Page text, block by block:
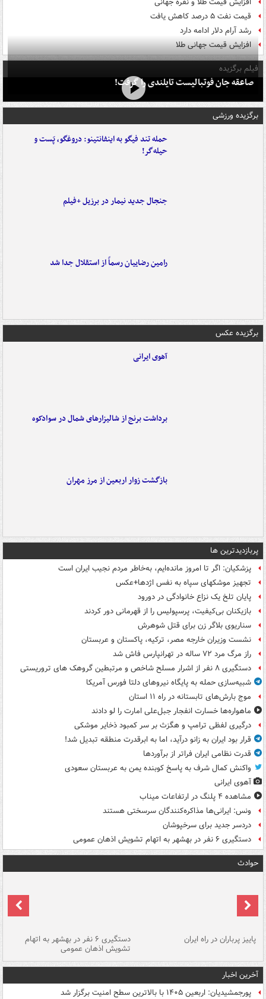
قیمت نفت ۵ درصد کاهش یافت
رشد آرام دلار ادامه دارد
افزایش قیمت جهانی طلا
فیلم برگزیده
صاعقه جان فوتبالیست تایلندی را گرفت!
برگزیده ورزشی
حمله تند فیگو به اینفانتینو: دروغگو، پَست‌ و
حیله‌گر!
جنجال جدید نیمار در برزیل +فیلم
رامین رضاییان رسماً از استقلال جدا شد
برگزیده عکس
آهوی ایرانی
برداشت برنج از شالیزارهای شمال در سوادکوه
بازگشت زوار اربعین از مرز مهران
پربازدیدترین ها
پزشکیان: اگر تا امروز مانده‌ایم، به‌خاطر مردم نجیب ایران است
تجهیز موشکهای سپاه به نفس اژدها+عکس
پایان تلخ یک نزاع خانوادگی در دورود
بازیکنان بی‌کیفیت، پرسپولیس را از قهرمانی دور کردند
سناریوی بلاگر زن برای قتل شوهرش
نشست وزیران خارجه مصر، ترکیه، پاکستان و عربستان
راز مرگ مرد ۷۲ ساله در تهرانپارس فاش شد
دستگیری ۸ نفر از اشرار مسلح شاخص و مرتبطین گروهک های تروریستی
شبیه‌سازی حمله به پایگاه نیروهای دلتا فورس آمریکا
موج بارش‌های تابستانه در راه ۱۱ استان
ماهواره‌ها خسارت انفجار جبل‌علی امارت را لو دادند
درگیری لفظی ترامپ و هگزث بر سر کمبود ذخایر موشکی
قرار بود ایران به زانو درآید، اما به ابرقدرت منطقه تبدیل شد!
قدرت نظامی ایران فراتر از برآوردها
واکنش کمال شرف به پاسخ کوبنده یمن به عربستان سعودی
آهوی ایرانی
مشاهده ۴ پلنگ در ارتفاعات میناب
ونس: ایرانی‌ها مذاکره‌کنندگان سرسختی هستند
دردسر جدید برای سرخپوشان
دستگیری ۶ نفر در بهشهر به اتهام تشویش اذهان عمومی
حوادث
پاییز پرباران در راه ایران دستگیری ۶ نفر در بهشهر به اتهام
تشویش اذهان عمومی
آخرین اخبار
پورجمشیدیان: اربعین ۱۴۰۵ با بالاترین سطح امنیت برگزار شد